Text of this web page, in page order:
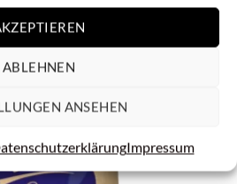
ABLEHNEN
ANSEHEN
Impressum